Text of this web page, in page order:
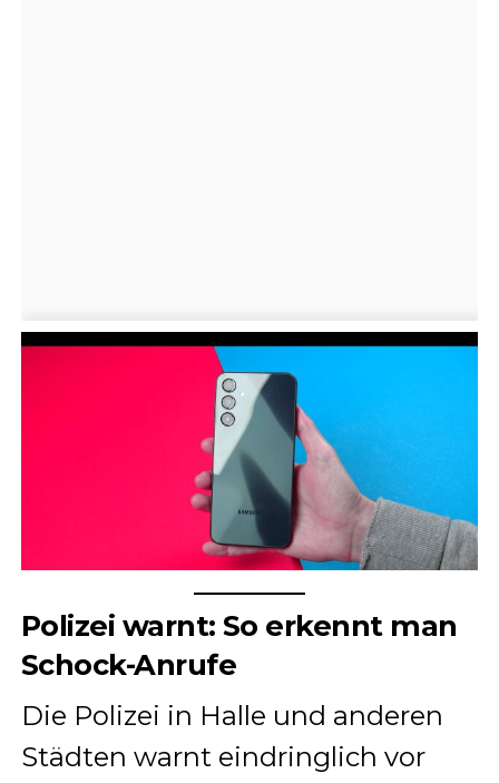
Polizei warnt: So erkennt man
Schock-Anrufe
Die Polizei in Halle und anderen
Städten warnt eindringlich vor